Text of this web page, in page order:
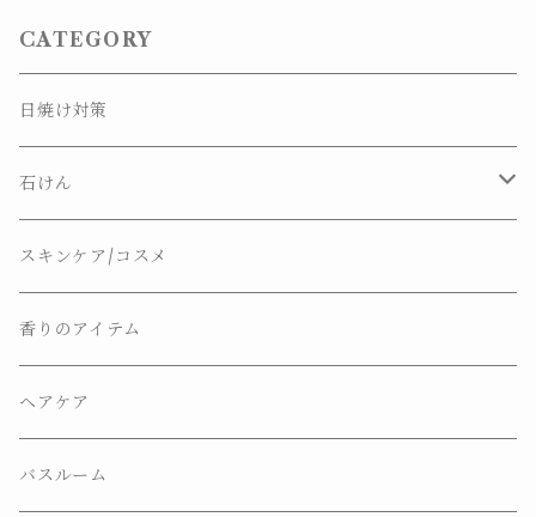
CATEGORY
日焼け対策
石けん
ナチュラルソープ
ソープディッシュ
スキンケア/コスメ
香りのアイテム
ヘアケア
バスルーム